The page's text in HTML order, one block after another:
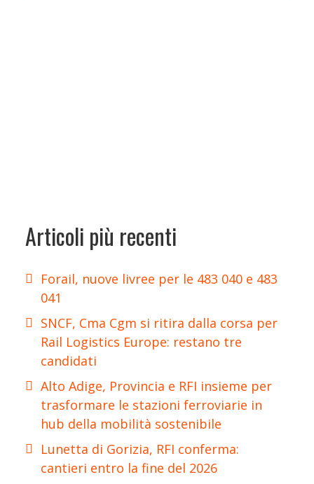
Articoli più recenti
Forail, nuove livree per le 483 040 e 483
041
SNCF, Cma Cgm si ritira dalla corsa per
Rail Logistics Europe: restano tre
candidati
Alto Adige, Provincia e RFI insieme per
trasformare le stazioni ferroviarie in
hub della mobilità sostenibile
Lunetta di Gorizia, RFI conferma:
cantieri entro la fine del 2026